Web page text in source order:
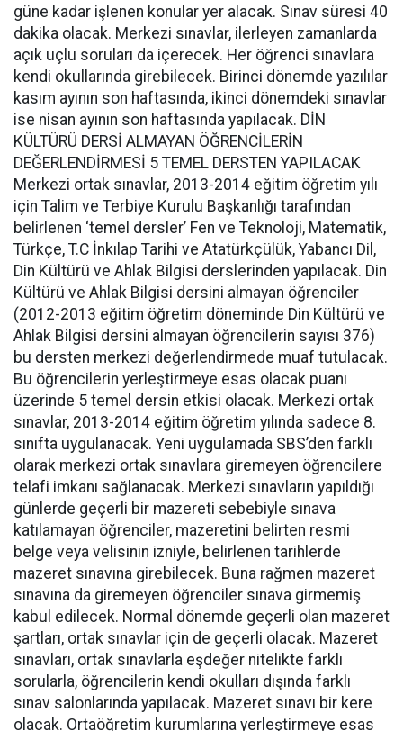
güne kadar işlenen konular yer alacak. Sınav süresi 40
dakika olacak. Merkezi sınavlar, ilerleyen zamanlarda
açık uçlu soruları da içerecek. Her öğrenci sınavlara
kendi okullarında girebilecek. Birinci dönemde yazılılar
kasım ayının son haftasında, ikinci dönemdeki sınavlar
ise nisan ayının son haftasında yapılacak. DİN
KÜLTÜRÜ DERSİ ALMAYAN ÖĞRENCİLERİN
DEĞERLENDİRMESİ 5 TEMEL DERSTEN YAPILACAK
Merkezi ortak sınavlar, 2013-2014 eğitim öğretim yılı
için Talim ve Terbiye Kurulu Başkanlığı tarafından
belirlenen ‘temel dersler’ Fen ve Teknoloji, Matematik,
Türkçe, T.C İnkılap Tarihi ve Atatürkçülük, Yabancı Dil,
Din Kültürü ve Ahlak Bilgisi derslerinden yapılacak. Din
Kültürü ve Ahlak Bilgisi dersini almayan öğrenciler
(2012-2013 eğitim öğretim döneminde Din Kültürü ve
Ahlak Bilgisi dersini almayan öğrencilerin sayısı 376)
bu dersten merkezi değerlendirmede muaf tutulacak.
Bu öğrencilerin yerleştirmeye esas olacak puanı
üzerinde 5 temel dersin etkisi olacak. Merkezi ortak
sınavlar, 2013-2014 eğitim öğretim yılında sadece 8.
sınıfta uygulanacak. Yeni uygulamada SBS’den farklı
olarak merkezi ortak sınavlara giremeyen öğrencilere
telafi imkanı sağlanacak. Merkezi sınavların yapıldığı
günlerde geçerli bir mazereti sebebiyle sınava
katılamayan öğrenciler, mazeretini belirten resmi
belge veya velisinin izniyle, belirlenen tarihlerde
mazeret sınavına girebilecek. Buna rağmen mazeret
sınavına da giremeyen öğrenciler sınava girmemiş
kabul edilecek. Normal dönemde geçerli olan mazeret
şartları, ortak sınavlar için de geçerli olacak. Mazeret
sınavları, ortak sınavlarla eşdeğer nitelikte farklı
sorularla, öğrencilerin kendi okulları dışında farklı
sınav salonlarında yapılacak. Mazeret sınavı bir kere
olacak. Ortaöğretim kurumlarına yerleştirmeye esas